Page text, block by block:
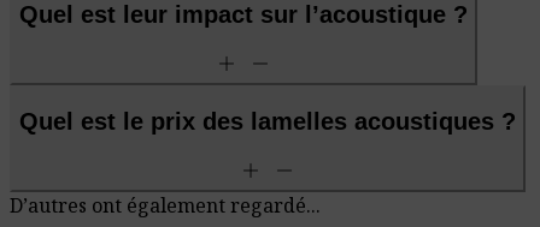
Quel est leur impact sur l’acoustique ?
add remove
Quel est le prix des lamelles acoustiques ?
add remove
D’autres ont également regardé...